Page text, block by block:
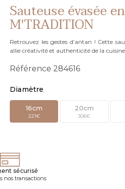
Sauteuse évasée
M'TRADITION
Retrouvez les gestes d’antan ! Cette
allie créativité et authenticité de la
Référence 284616
Diamètre
16cm
221€
20cm
306€
sécurisé
nos transactions